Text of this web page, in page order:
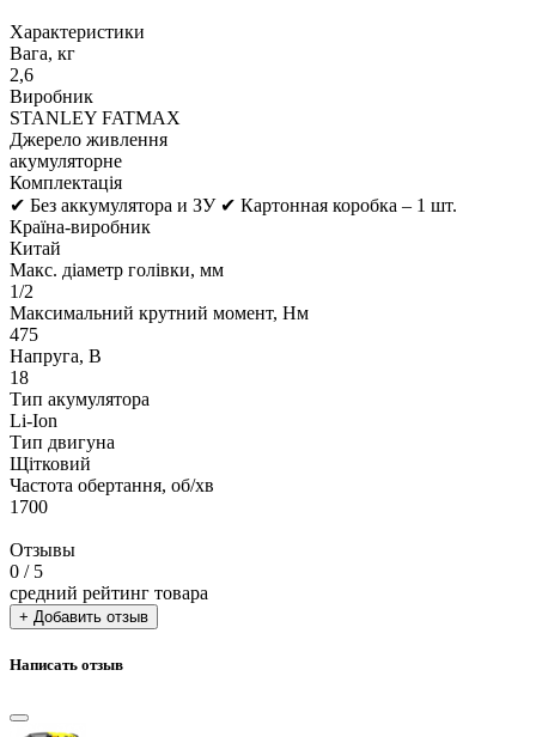
Характеристики
Вага, кг
2,6
Виробник
STANLEY FATMAX
Джерело живлення
акумуляторне
Комплектація
✔ Без аккумулятора и ЗУ ✔ Картонная коробка – 1 шт.
Країна-виробник
Китай
Макс. діаметр голівки, мм
1/2
Максимальний крутний момент, Нм
475
Напруга, В
18
Тип акумулятора
Li-Ion
Тип двигуна
Щітковий
Частота обертання, об/хв
1700
Отзывы
0 / 5
средний рейтинг товара
+ Добавить отзыв
Написать отзыв